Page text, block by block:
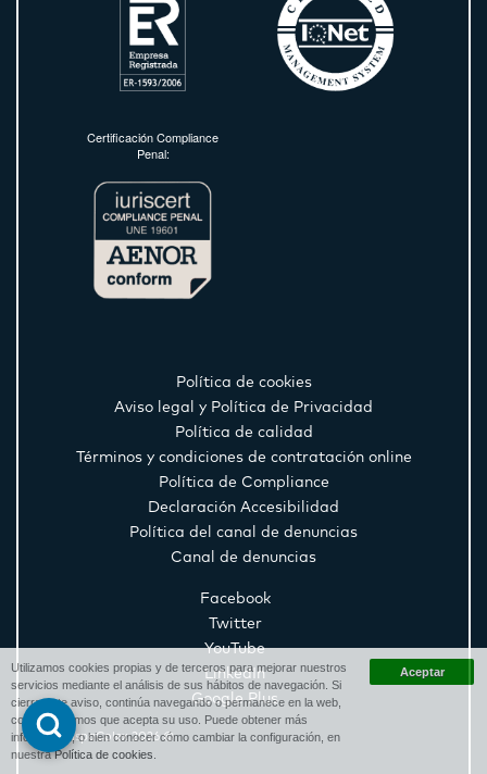
Certificación Compliance
Penal:
Política de cookies
Aviso legal y Política de Privacidad
Política de calidad
Términos y condiciones de contratación online
Política de Compliance
Declaración Accesibilidad
Política del canal de denuncias
Canal de denuncias
Facebook
Twitter
YouTube
LinkedIn
Google Plus
HispaColex 2026 ©
Utilizamos cookies propias y de terceros para mejorar nuestros
servicios mediante el análisis de sus hábitos de navegación. Si
cierra este aviso, continúa navegando o permanece en la web,
consideraremos que acepta su uso. Puede obtener más
información, o bien conocer cómo cambiar la configuración, en
nuestraPolítica de cookies